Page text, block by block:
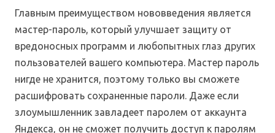
Главным преимуществом нововведения является
мастер-пароль, который улучшает защиту от
вредоносных программ и любопытных глаз других
пользователей вашего компьютера. Мастер пароль
нигде не хранится, поэтому только вы сможете
расшифровать сохраненные пароли. Даже если
злоумышленник завладеет паролем от аккаунта
Яндекса, он не сможет получить доступ к паролям